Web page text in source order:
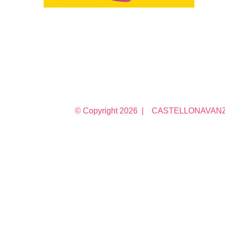
© Copyright 2026 |